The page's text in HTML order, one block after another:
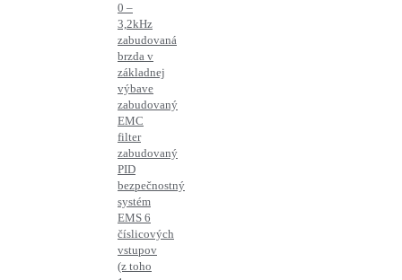
0 –
3,2kHz
zabudovaná
brzda v
základnej
výbave
zabudovaný
EMC
filter
zabudovaný
PID
bezpečnostný
systém
EMS 6
číslicových
vstupov
(z toho